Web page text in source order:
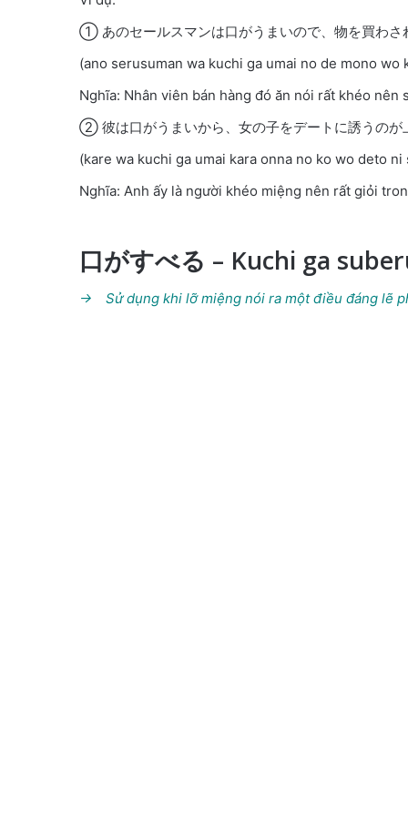
① あのセールスマンは口がうまいので、物を買わさ
(ano serusuman wa kuchi ga umai no de mono wo
Nghĩa: Nhân viên bán hàng đó ăn nói rất khéo nên
② 彼は口がうまいから、女の子をデートに誘うのが
(kare wa kuchi ga umai kara onna no ko wo deto ni
Nghĩa: Anh ấy là người khéo miệng nên rất giỏi
口がすべる – Kuchi ga
→ Sử dụng khi lỡ miệng nói ra một điều đáng lẽ